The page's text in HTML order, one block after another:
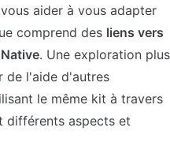
aider à vous adapter
comprend des liens vers
. Une exploration plus
de l'aide d'autres
le même kit à travers
différents aspects et